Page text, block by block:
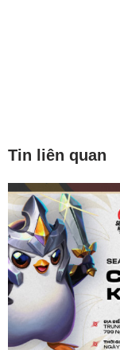
Tin liên quan